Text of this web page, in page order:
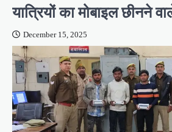
यात्रियों का मोबाइल छीनने
December 15, 2025